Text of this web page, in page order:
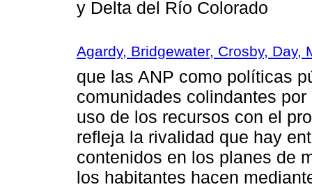
y Delta del Río Colorado
Agardy, Bridgewater, Crosby,
que las ANP como políticas
comunidades colindantes
uso de los recursos con el
refleja la rivalidad que hay
contenidos en los planes de
los habitantes hacen